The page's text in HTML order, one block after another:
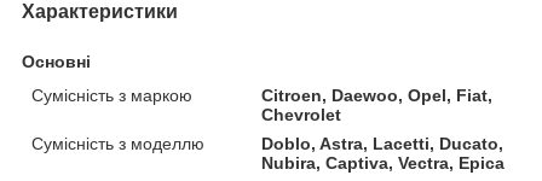
Характеристики
Основні
Сумісність з маркою
Citroen, Daewoo, Opel, Fiat,
Chevrolet
Сумісність з моделлю
Doblo, Astra, Lacetti, Ducato,
Nubira, Captiva, Vectra, Epica